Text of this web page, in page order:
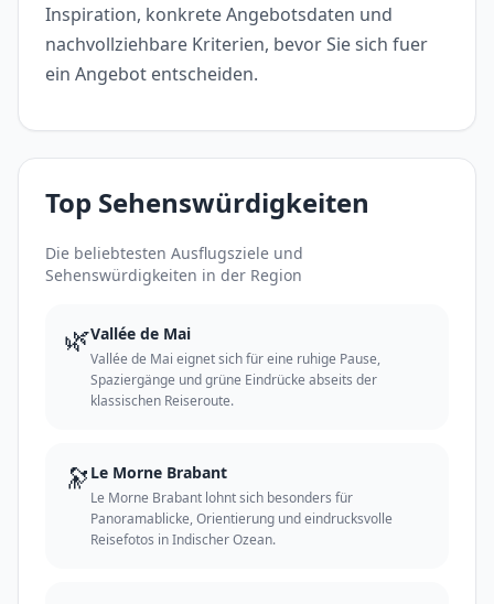
Inspiration, konkrete Angebotsdaten und
nachvollziehbare Kriterien, bevor Sie sich fuer
ein Angebot entscheiden.
Top Sehenswürdigkeiten
Die beliebtesten Ausflugsziele und
Sehenswürdigkeiten in der Region
🌿Vallée de Mai
Vallée de Mai eignet sich für eine ruhige Pause,
Spaziergänge und grüne Eindrücke abseits der
klassischen Reiseroute.
🔭 Le Morne Brabant
Le Morne Brabant lohnt sich besonders für
Panoramablicke, Orientierung und eindrucksvolle
Reisefotos in Indischer Ozean.